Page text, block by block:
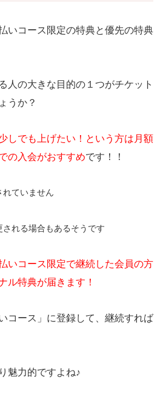
いコース限定の特典と優先の特典
人の大きな目的の１つがチケット
うか？
しでも上げたい！という方は月額
の入会がおすすめです！！
ていません
れる場合もあるそうです
いコース限定で継続した会員の方
ル特典が届きます！
コース」に登録して、継続すれば
魅力的ですよね♪